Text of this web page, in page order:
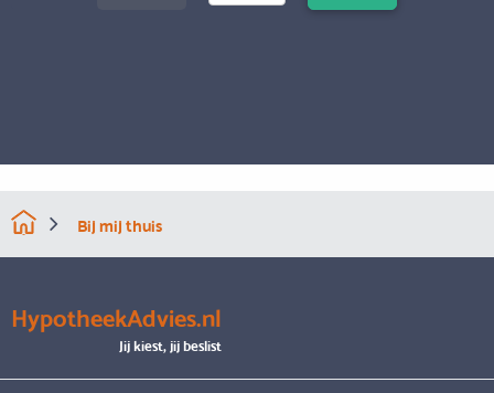
Bij mij thuis
HypotheekAdvies.nl
Jij kiest, jij beslist